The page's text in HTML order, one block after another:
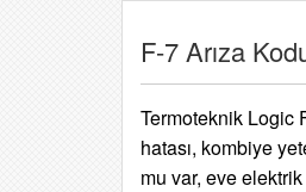
F-7 Arıza
Termoteknik Logic
hatası, kombiye
mu var, eve